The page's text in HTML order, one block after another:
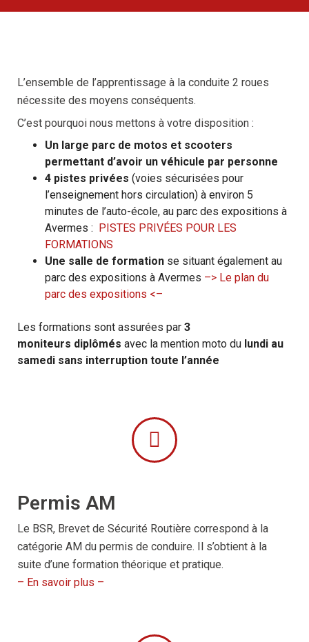
L’ensemble de l’apprentissage à la conduite 2 roues
nécessite des moyens conséquents.
C’est pourquoi nous mettons à votre disposition :
Un large parc de motos et scooters
permettant d’avoir un véhicule par personne
4 pistes privées (voies sécurisées pour
l’enseignement hors circulation) à environ 5
minutes de l’auto-école, au parc des expositions à
Avermes : PISTES PRIVÉES POUR LES
FORMATIONS
Une salle de formation se situant également au
parc des expositions à Avermes –> Le plan du
parc des expositions <–
Les formations sont assurées par 3
moniteurs diplômés avec la mention moto du lundi au
samedi sans interruption toute l’année
Permis AM
Le BSR, Brevet de Sécurité Routière correspond à la
catégorie AM du permis de conduire. Il s’obtient à la
suite d’une formation théorique et pratique.
– En savoir plus –